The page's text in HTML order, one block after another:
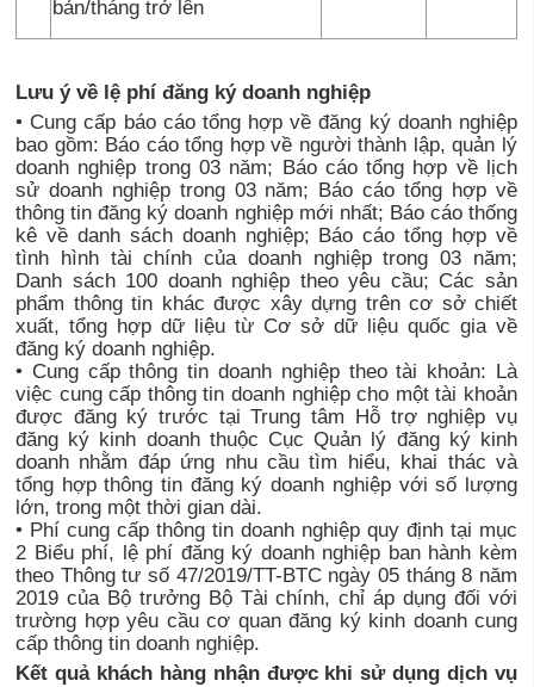
bản/tháng trở lên
Lưu ý về lệ phí đăng ký doanh nghiệp
• Cung cấp báo cáo tổng hợp về đăng ký doanh nghiệp
bao gồm: Báo cáo tổng hợp về người thành lập, quản lý
doanh nghiệp trong 03 năm; Báo cáo tổng hợp về lịch
sử doanh nghiệp trong 03 năm; Báo cáo tổng hợp về
thông tin đăng ký doanh nghiệp mới nhất; Báo cáo thống
kê về danh sách doanh nghiệp; Báo cáo tổng hợp về
tình hình tài chính của doanh nghiệp trong 03 năm;
Danh sách 100 doanh nghiệp theo yêu cầu; Các sản
phẩm thông tin khác được xây dựng trên cơ sở chiết
xuất, tổng hợp dữ liệu từ Cơ sở dữ liệu quốc gia về
đăng ký doanh nghiệp.
• Cung cấp thông tin doanh nghiệp theo tài khoản: Là
việc cung cấp thông tin doanh nghiệp cho một tài khoản
được đăng ký trước tại Trung tâm Hỗ trợ nghiệp vụ
đăng ký kinh doanh thuộc Cục Quản lý đăng ký kinh
doanh nhằm đáp ứng nhu cầu tìm hiểu, khai thác và
tổng hợp thông tin đăng ký doanh nghiệp với số lượng
lớn, trong một thời gian dài.
• Phí cung cấp thông tin doanh nghiệp quy định tại mục
2 Biểu phí, lệ phí đăng ký doanh nghiệp ban hành kèm
theo Thông tư số 47/2019/TT-BTC ngày 05 tháng 8 năm
2019 của Bộ trưởng Bộ Tài chính, chỉ áp dụng đối với
trường hợp yêu cầu cơ quan đăng ký kinh doanh cung
cấp thông tin doanh nghiệp.
Kết quả khách hàng nhận được khi sử dụng dịch vụ